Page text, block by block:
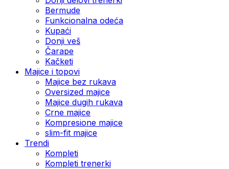
Bermude
Funkcionalna odeća
Kupaći
Donji veš
Čarape
Kačketi
Majice i topovi
Majice bez rukava
Oversized majice
Majice dugih rukava
Crne majice
Kompresione majice
slim-fit majice
Trendi
Kompleti
Kompleti trenerki